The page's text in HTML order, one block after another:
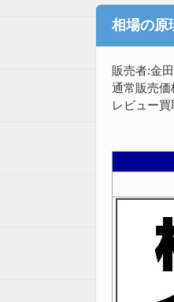
相場の原
販売者:金
通常販売価
レビュー買